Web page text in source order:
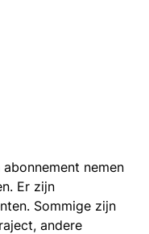
nemen
Er zijn
Sommige zijn
andere